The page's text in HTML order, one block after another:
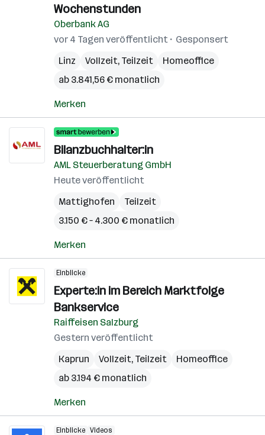
Wochenstunden
Oberbank AG
vor 4 Tagen veröffentlicht
Gesponsert
Linz
Vollzeit, Teilzeit
Homeoffice
ab 3.841,56 € monatlich
Merken
Bilanzbuchhalter:in
AML Steuerberatung GmbH
Heute veröffentlicht
Mattighofen
Teilzeit
3.150 € – 4.300 € monatlich
Merken
Einblicke
Experte:in im Bereich Marktfolge
Bankservice
Raiffeisen Salzburg
Gestern veröffentlicht
Kaprun
Vollzeit, Teilzeit
Homeoffice
ab 3.194 € monatlich
Merken
Einblicke Videos